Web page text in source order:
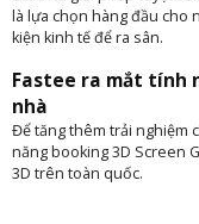
là lựa chọn hàng đầu cho
kiện kinh tế để ra sân.
Fastee ra mắt tính
nhà
Để tăng thêm trải nghiệm
năng booking 3D Screen
3D trên toàn quốc.